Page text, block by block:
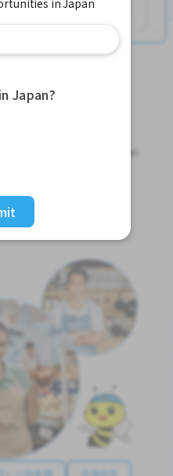
In Japan
Time Jobs and Tokutei
しい日本語
简体中文
in Japan
Japan?